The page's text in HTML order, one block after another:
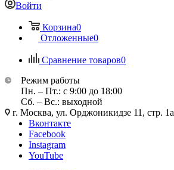
Войти
Корзина0
Отложенные0
Сравнение товаров0
Режим работы
Пн. – Пт.: с 9:00 до 18:00
Сб. – Вс.: выходной
г. Москва, ул. Орджоникидзе 11, стр. 1а
Вконтакте
Facebook
Instagram
YouTube